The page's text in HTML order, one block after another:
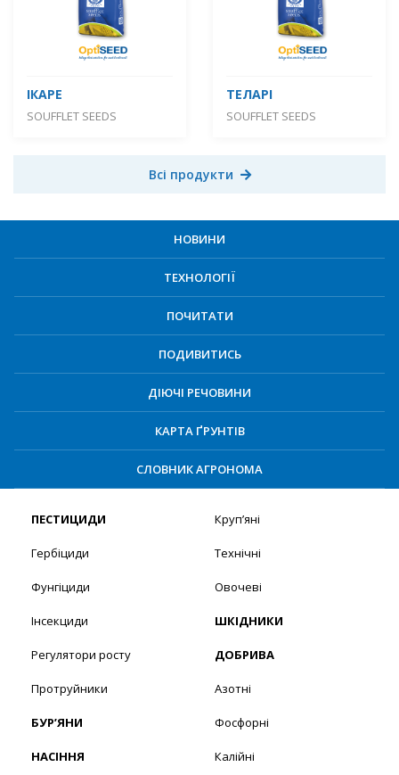
ІКАРЕ
SOUFFLET SEEDS
ТЕЛАРІ
SOUFFLET SEEDS
Всі продукти
НОВИНИ
ТЕХНОЛОГІЇ
ПОЧИТАТИ
ПОДИВИТИСЬ
ДІЮЧІ РЕЧОВИНИ
КАРТА ҐРУНТІВ
СЛОВНИК АГРОНОМА
ПЕСТИЦИДИ
Гербіциди
Фунгіциди
Інсекциди
Регулятори росту
Протруйники
БУР’ЯНИ
НАСІННЯ
Круп’яні
Технічні
Овочеві
ШКІДНИКИ
ДОБРИВА
Азотні
Фосфорні
Калійні